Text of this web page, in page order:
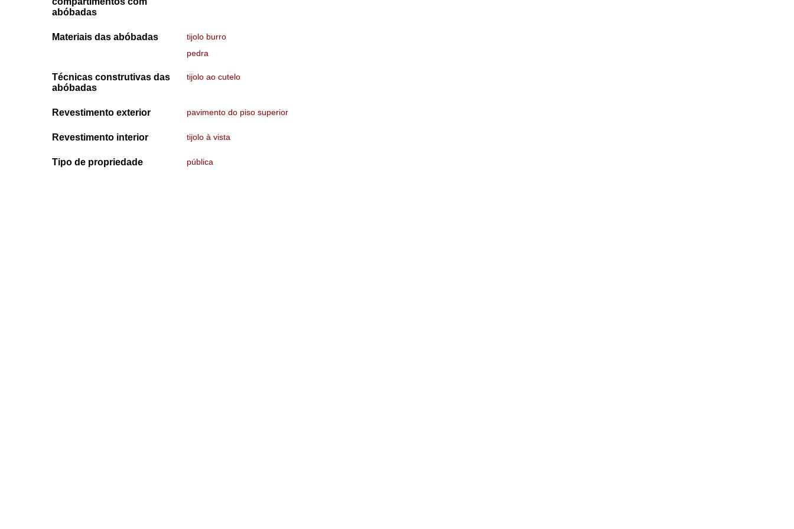
abóbadas
Materiais das abóbadas
tijolo burro
pedra
Técnicas construtivas das
abóbadas
tijolo ao cutelo
Revestimento exterior pavimento do piso superior
Revestimento interior tijolo à vista
Tipo de propriedade pública